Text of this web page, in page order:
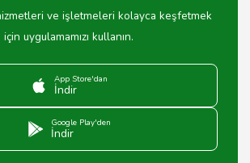
ve işletmeleri kolayca keşfetmek
için uygulamamızı kullanın.
App Store'dan
İndir
Google Play'den
İndir